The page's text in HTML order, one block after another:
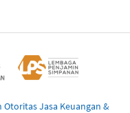
Otoritas Jasa Keuangan &